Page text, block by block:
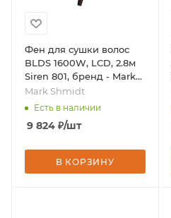
Фен для сушки волос
BLDS 1600W, LCD, 2.8м
Siren 801, бренд - Mark
Shmidt
Mark Shmidt
Есть в наличии
9 824 ₽/шт
В КОРЗИНУ